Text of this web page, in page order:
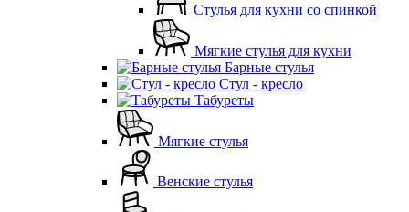
Стулья для кухни со спинкой
Мягкие стулья для кухни
Барные стулья
Стул - кресло
Табуреты
Мягкие стулья
Венские стулья